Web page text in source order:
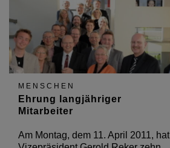
MENSCHEN
Ehrung langjähriger
Mitarbeiter
Am Montag, dem 11. April 2011, hat